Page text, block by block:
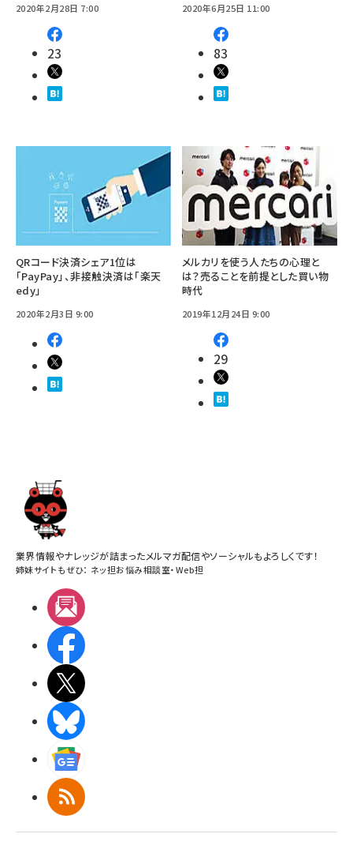
2020年2月28日 7:00
23
2020年6月25日 11:00
83
QRコード決済シェア1位は
「PayPay」、非接触決済は「楽天
edy」
2020年2月3日 9:00
メルカリを使う人たちの心理と
は？売ることを前提とした買い物
時代
2019年12月24日 9:00
29
業界情報やナレッジが詰まったメルマガ配信やソーシャルもよろしくです！
姉妹サイトもぜひ： ネッ担お悩み相談室・Web担
RSS